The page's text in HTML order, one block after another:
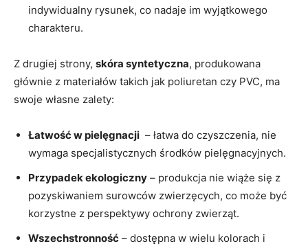
indywidualny rysunek, co nadaje im wyjątkowego
charakteru.
Z drugiej strony, skóra‍ syntetyczna, produkowana
głównie z materiałów takich jak poliuretan czy PVC, ma
swoje własne‌ zalety:
Łatwość ‍w ⁢pielęgnacji ‍ – ⁢łatwa do czyszczenia, nie
wymaga specjalistycznych środków pielęgnacyjnych.
Przypadek⁤ ekologiczny –​ produkcja nie wiąże się z
pozyskiwaniem surowców zwierzęcych, co może być
‌korzystne z perspektywy‌ ochrony ⁤zwierząt.
Wszechstronność – dostępna w wielu ⁢kolorach i